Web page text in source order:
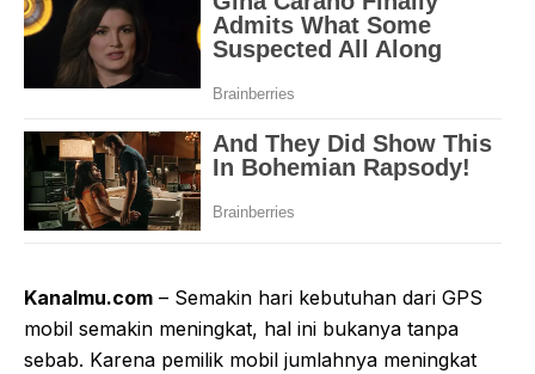
Kanalmu.com – Semakin hari kebutuhan dari GPS
mobil semakin meningkat, hal ini bukanya tanpa
sebab. Karena pemilik mobil jumlahnya meningkat